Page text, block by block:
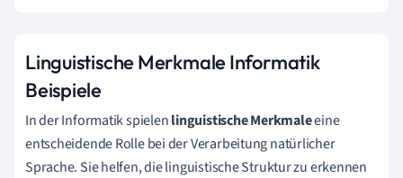
Linguistische Merkmale Informatik
Beispiele
In der Informatik spielenlinguistische Merkmaleeine
entscheidende Rolle bei der Verarbeitung natürlicher
Sprache. Sie helfen, die linguistische Struktur zu erkennen